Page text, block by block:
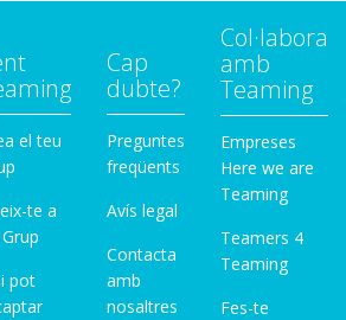
el teu
te a
pot
Cap
dubte?
Preguntes
freqüents
Avís legal
Contacta
amb
nosaltres
Col·labora
amb
Teaming
Empreses
Here we are
Teaming
Teamers 4
Teaming
Fes-te